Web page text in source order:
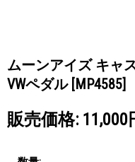
ムーンアイズ キャ
VWペダル [MP4585]
販売価格: 11,000